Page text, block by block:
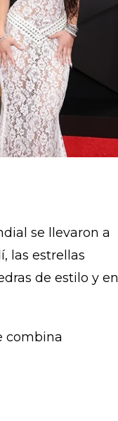
se llevaron a
las estrellas
de estilo y en
combina